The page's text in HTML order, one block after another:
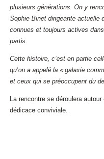
plusieurs générations. On y
Sophie Binet dirigeante actuelle
connues et toujours actives
partis.
Cette histoire, c’est en partie
qu’on a appelé la « galaxie
et ceux qui se préoccupent du
La rencontre se déroulera autour
dédicace conviviale.